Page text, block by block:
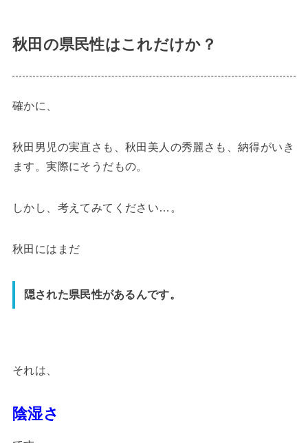
秋田の県民性はこれだけか？
確かに、
秋田男児の実直さも、秋田美人の秀麗さも、納得がいき
ます。実際にそうだもの。
しかし、考えてみてください…。
秋田にはまだ
隠された県民性があるんです。
それは、
陰湿さ